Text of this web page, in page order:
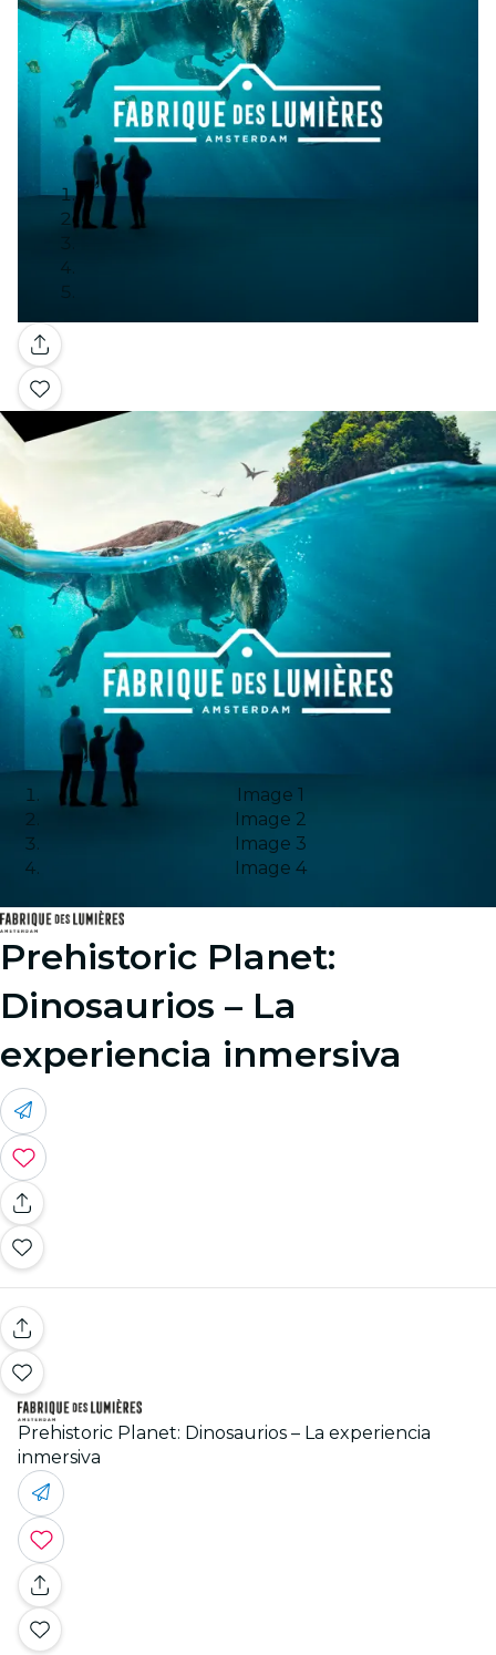
Galería
Image 1
Image 2
Image 3
Image 4
Prehistoric Planet:
Dinosaurios – La
experiencia inmersiva
Prehistoric Planet: Dinosaurios – La experiencia
inmersiva